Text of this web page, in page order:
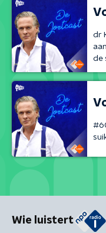
dr
de
Wie luistert